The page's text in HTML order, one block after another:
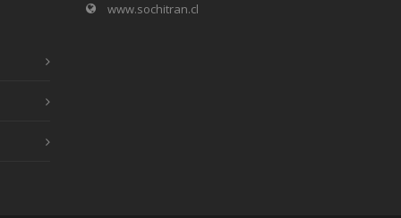
www.sochitran.cl